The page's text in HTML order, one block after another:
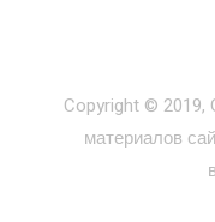
Copyright © 2019,
материалов